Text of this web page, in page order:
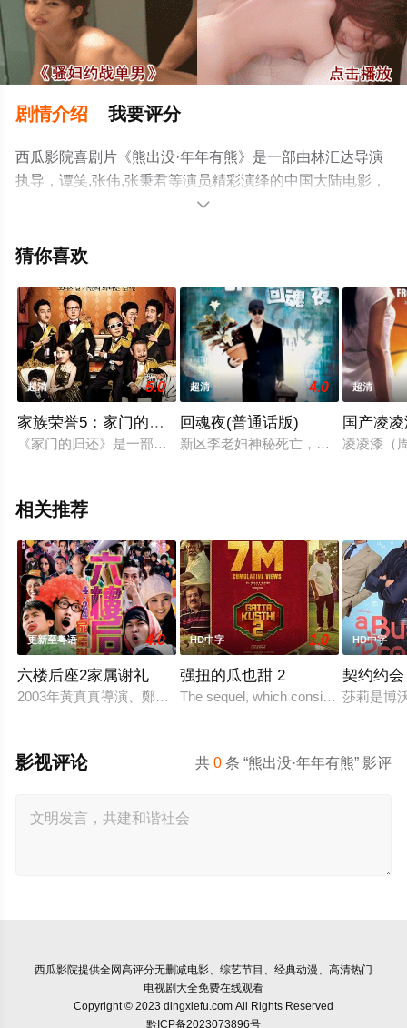
剧情介绍 我要评分
西瓜影院喜剧片《熊出没·年年有熊》是一部由林汇达导演
执导，谭笑,张伟,张秉君等演员精彩演绎的中国大陆电影，
手机免费观看高清未删减完整版电影大全就上西瓜影视，
了解。

猜你喜欢
超清 5.0
家族荣誉5：家门的归还
《家门的归还》是一部轻松搞笑的系列喜剧片。讲述了10年前
超清 4.0
回魂夜(普通话版)
新区李老妇神秘死亡，回魂夜，李老
超清
国产凌
凌凌漆（
相关推荐
更新至粤语 4.0
六楼后座2家属谢礼
2003年黃真真導演、鄭丹瑞編劇的喜劇《六樓后座》拍出香港
HD中字 1.0
强扭的瓜也甜 2
The sequel, which consists of
HD中字
契约约会
莎莉是博
共0 条 “熊出没·年年有熊” 影评
影视评论
西瓜影院提供全网高评分无删减电影、综艺节目、经典动漫、高清热门
电视剧大全免费在线观看
Copyright © 2023 dingxiefu.com All Rights Reserved
黔ICP备2023073896号